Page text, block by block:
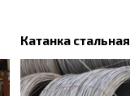
Катанка стальная